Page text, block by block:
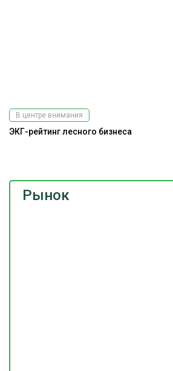
Рынок
В центре внимания
ЭКГ-рейтинг лесного бизнеса